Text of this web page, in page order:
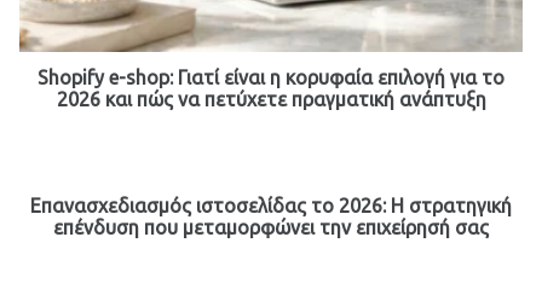
Shopify e-shop: Γιατί είναι η κορυφαία επιλογή για το
2026 και πώς να πετύχετε πραγματική ανάπτυξη
Επανασχεδιασμός ιστοσελίδας το 2026: Η στρατηγική
επένδυση που μεταμορφώνει την επιχείρησή σας